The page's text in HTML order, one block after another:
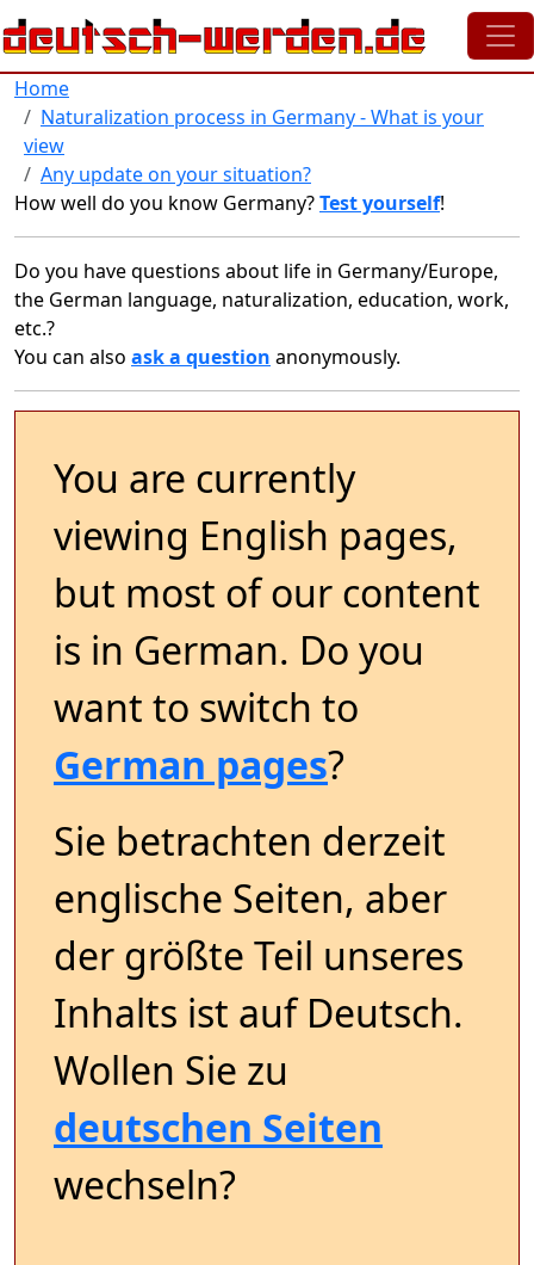
Skip to main content
Home
Naturalization process in Germany - What is your
view
Any update on your situation?
How well do you know Germany?Test yourself!
Do you have questions about life in Germany/Europe,
the German language, naturalization, education, work,
etc.?
You can also ask a question anonymously.
You are currently
viewing English pages,
but most of our content
is in German. Do you
want to switch to
German pages?
Sie betrachten derzeit
englische Seiten, aber
der größte Teil unseres
Inhalts ist auf Deutsch.
Wollen Sie zu
deutschen Seiten
wechseln?